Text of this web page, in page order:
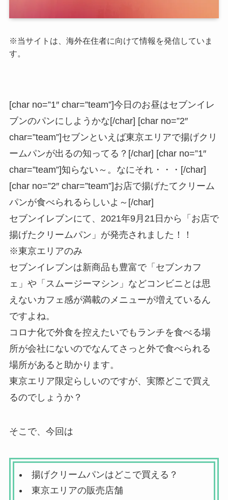
※当サイトは、海外在住者に向けて情報を発信していま
す。
[char no=”1″ char=”team”]今日のお昼はセブンイレ
ブンのパンにしようかな[/char] [char no=”2″
char=”team”]セブンといえば東京エリアで揚げクリ
ームパンが出るの知ってる？[/char] [char no=”1″
char=”team”]知らない～。なにそれ・・・[/char]
[char no=”2″ char=”team”]お店で揚げたてクリーム
パンが食べられるらしいよ～[/char]
セブンイレブンにて、2021年9月21日から「お店で
揚げたクリームパン」が発売されました！！
※東京エリアのみ
セブンイレブンは新商品も豊富で「セブンカフ
ェ」や「スムージーマシン」などコンビニとは思
えないカフェ感が満載のメニューが増えているん
ですよね。
コロナ化で外食を控えたいでもランチを食べる場
所が会社にないのでなんてさっと外で食べられる
場所があると助かります。
東京エリア限定らしいのですが、実際どこで買え
るのでしょうか？
そこで、今回は
揚げクリームパンはどこで買える？
東京エリアの販売店舗